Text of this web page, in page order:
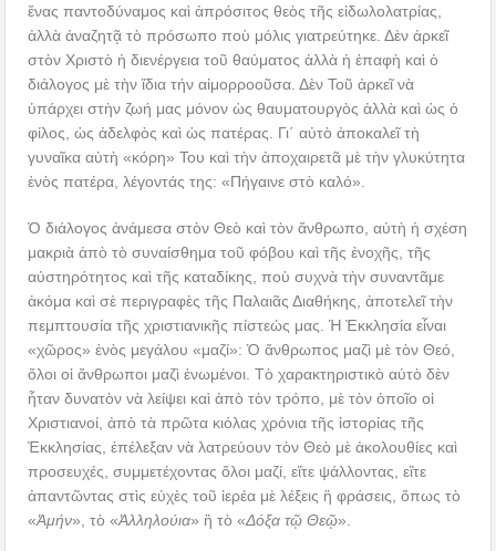
ἕνας παντοδύναμος καὶ ἀπρόσιτος θεὸς τῆς εἰδωλολατρίας,
ἀλλὰ ἀναζητᾷ τὸ πρόσωπο ποὺ μόλις γιατρεύτηκε. Δὲν ἀρκεῖ
στὸν Χριστὸ ἡ διενέργεια τοῦ θαύματος ἀλλὰ ἡ ἐπαφὴ καὶ ὁ
διάλογος μὲ τὴν ἴδια τήν αἱμορροοῦσα. Δὲν Τοῦ ἀρκεῖ νὰ
ὑπάρχει στὴν ζωή μας μόνον ὡς θαυματουργὸς ἀλλὰ καὶ ὡς ὁ
φίλος, ὡς ἀδελφὸς καὶ ὡς πατέρας. Γι΄ αὐτὸ ἀποκαλεῖ τὴ
γυναῖκα αὐτὴ «κόρη» Του καὶ τὴν ἀποχαιρετᾶ μὲ τὴν γλυκύτητα
ἑνὸς πατέρα, λέγοντάς της: «Πήγαινε στὸ καλό».
Ὁ διάλογος ἀνάμεσα στὸν Θεὸ καὶ τὸν ἄνθρωπο, αὐτὴ ἡ σχέση
μακριὰ ἀπὸ τὸ συναίσθημα τοῦ φόβου καὶ τῆς ἐνοχῆς, τῆς
αὐστηρότητος καὶ τῆς καταδίκης, ποὺ συχνὰ τὴν συναντᾶμε
ἀκόμα καὶ σὲ περιγραφὲς τῆς Παλαιᾶς Διαθήκης, ἀποτελεῖ τὴν
πεμπτουσία τῆς χριστιανικῆς πίστεώς μας. Ἡ Ἐκκλησία εἶναι
«χῶρος» ἑνὸς μεγάλου «μαζί»: Ὁ ἄνθρωπος μαζὶ μὲ τὸν Θεό,
ὅλοι οἱ ἄνθρωποι μαζὶ ἑνωμένοι. Τὸ χαρακτηριστικὸ αὐτὸ δὲν
ἦταν δυνατὸν νὰ λείψει καὶ ἀπὸ τὸν τρόπο, μὲ τὸν ὁποῖο οἱ
Χριστιανοί, ἀπὸ τὰ πρῶτα κιόλας χρόνια τῆς ἱστορίας τῆς
Ἐκκλησίας, ἐπέλεξαν νὰ λατρεύουν τὸν Θεὸ μὲ ἀκολουθίες καὶ
προσευχές, συμμετέχοντας ὅλοι μαζί, εἴτε ψάλλοντας, εἴτε
ἀπαντῶντας στὶς εὐχὲς τοῦ ἱερέα μὲ λέξεις ἢ φράσεις, ὅπως τὸ
«Ἀμήν», τὸ «Ἀλληλούια» ἢ τὸ «Δόξα τῷ Θεῷ».